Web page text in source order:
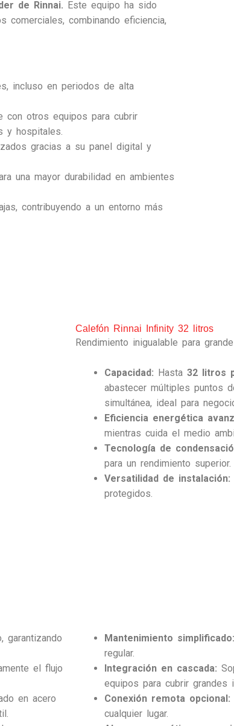
de Rinnai. Este equipo ha sido
combinando eficiencia,
incluso en periodos de alta
con otros equipos para cubrir
y hospitales.
gracias a su panel digital y
una mayor durabilidad en ambientes
contribuyendo a un entorno más
Calefón Rinnai Infinity 32 litros
Rendimiento inigualable para
Capacidad: Hasta 32 litros
abastecer múltiples puntos
simultánea, ideal para
Eficiencia energética
mientras cuida el medio
Tecnología de
para un rendimiento superior.
Versatilidad de instalación:
protegidos.
garantizando
el flujo
en acero
Mantenimiento simplificado:
regular.
Integración en cascada:
equipos para cubrir grandes
Conexión remota opcional:
cualquier lugar.